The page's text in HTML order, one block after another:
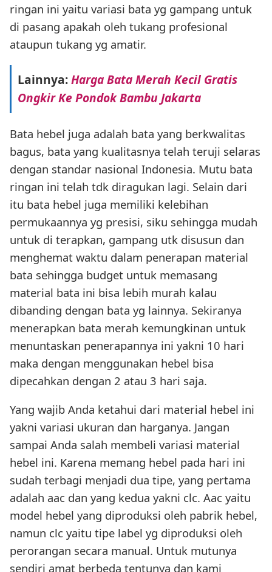
ringan ini yaitu variasi bata yg gampang untuk
di pasang apakah oleh tukang profesional
ataupun tukang yg amatir.
Lainnya:Harga Bata Merah Kecil Gratis
Ongkir Ke Pondok Bambu Jakarta
Bata hebel juga adalah bata yang berkwalitas
bagus, bata yang kualitasnya telah teruji selaras
dengan standar nasional Indonesia. Mutu bata
ringan ini telah tdk diragukan lagi. Selain dari
itu bata hebel juga memiliki kelebihan
permukaannya yg presisi, siku sehingga mudah
untuk di terapkan, gampang utk disusun dan
menghemat waktu dalam penerapan material
bata sehingga budget untuk memasang
material bata ini bisa lebih murah kalau
dibanding dengan bata yg lainnya. Sekiranya
menerapkan bata merah kemungkinan untuk
menuntaskan penerapannya ini yakni 10 hari
maka dengan menggunakan hebel bisa
dipecahkan dengan 2 atau 3 hari saja.
Yang wajib Anda ketahui dari material hebel ini
yakni variasi ukuran dan harganya. Jangan
sampai Anda salah membeli variasi material
hebel ini. Karena memang hebel pada hari ini
sudah terbagi menjadi dua tipe, yang pertama
adalah aac dan yang kedua yakni clc. Aac yaitu
model hebel yang diproduksi oleh pabrik hebel,
namun clc yaitu tipe label yg diproduksi oleh
perorangan secara manual. Untuk mutunya
sendiri amat berbeda tentunya dan kami